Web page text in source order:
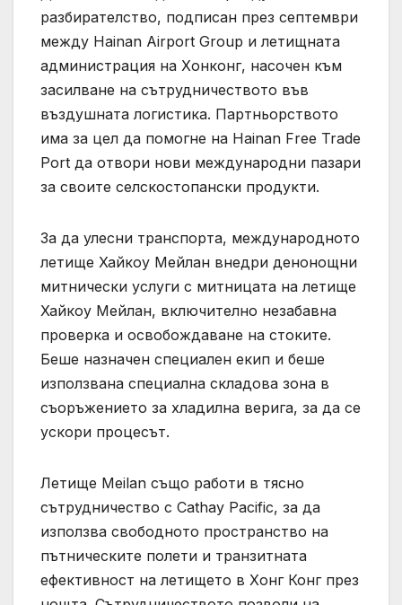
разбирателство, подписан през септември
между Hainan Airport Group и летищната
администрация на Хонконг, насочен към
засилване на сътрудничеството във
въздушната логистика. Партньорството
има за цел да помогне на Hainan Free Trade
Port да отвори нови международни пазари
за своите селскостопански продукти.
За да улесни транспорта, международното
летище Хайкоу Мейлан внедри денонощни
митнически услуги с митницата на летище
Хайкоу Мейлан, включително незабавна
проверка и освобождаване на стоките.
Беше назначен специален екип и беше
използвана специална складова зона в
съоръжението за хладилна верига, за да се
ускори процесът.
Летище Meilan също работи в тясно
сътрудничество с Cathay Pacific, за да
използва свободното пространство на
пътническите полети и транзитната
ефективност на летището в Хонг Конг през